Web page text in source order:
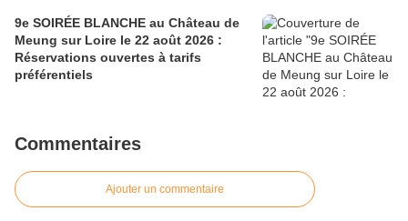
9e SOIRÉE BLANCHE au Château de
Meung sur Loire le 22 août 2026 :
Réservations ouvertes à tarifs
préférentiels
Commentaires
Ajouter un commentaire